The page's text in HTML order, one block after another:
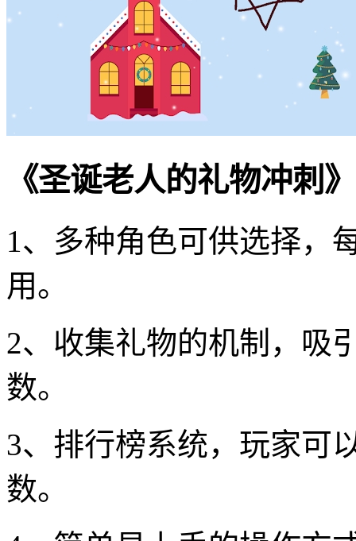
《圣诞老人的礼物冲刺
1、多种角色可供选择，
用。
2、收集礼物的机制，吸
数。
3、排行榜系统，玩家可
数。